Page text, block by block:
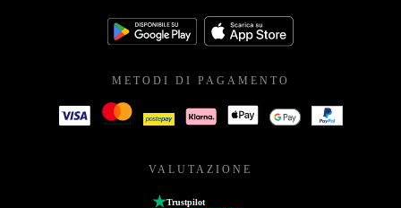
METODI DI PAGAMENTO
VALUTAZIONE
Trustpilot